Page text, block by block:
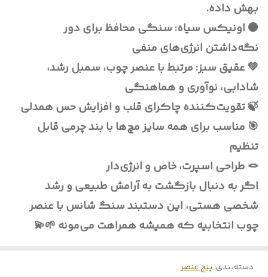
بهش داده.
⚫ اونیکس سیاه: سنگی محافظ برای دور
نگه‌داشتن انرژی‌های منفی
💚 عقیق سبز: مرتبط با عنصر چوب، سمبل رشد،
شادابی، نوآوری و هماهنگی
🍃 تقویت‌کننده چاکرای قلب و افزایش حس همدلی
🎯 مناسب برای همه سایز مچ‌ها با بند چرمی قابل
تنظیم
🪢 طراحی اسپرت، خاص و انرژی‌دار
اگر به دنبال بازگشت به آرامش طبیعی و رشد
شخصی هستی، این دستبند سنگ شانس با عنصر
چوب انتخابیه که همیشه همراهت می‌مونه 🌱💫
دسته‌بندی:پنج عنصر